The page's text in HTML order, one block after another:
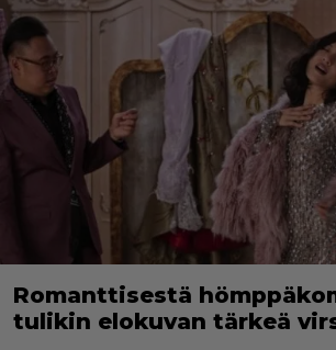
Romanttisestä
tulikin elokuvan tärkeä